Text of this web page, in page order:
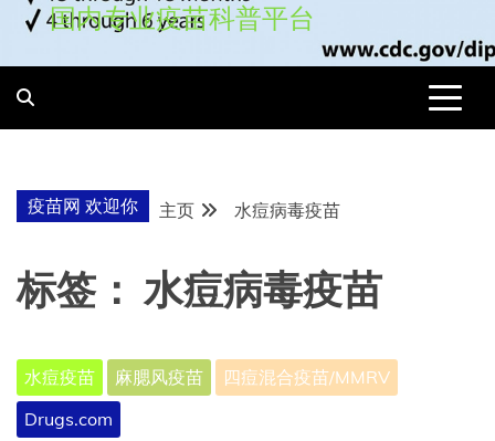
国内专业疫苗科普平台
疫苗网 欢迎你 主页 水痘病毒疫苗
标签： 水痘病毒疫苗
水痘疫苗 麻腮风疫苗
四痘混合疫苗/MMRV
Drugs.com